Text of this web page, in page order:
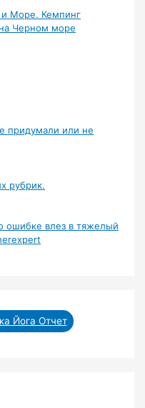
Море. Кемпинг
Черном море
придумали или не
рубрик.
влез в тяжелый
Йога Отчет